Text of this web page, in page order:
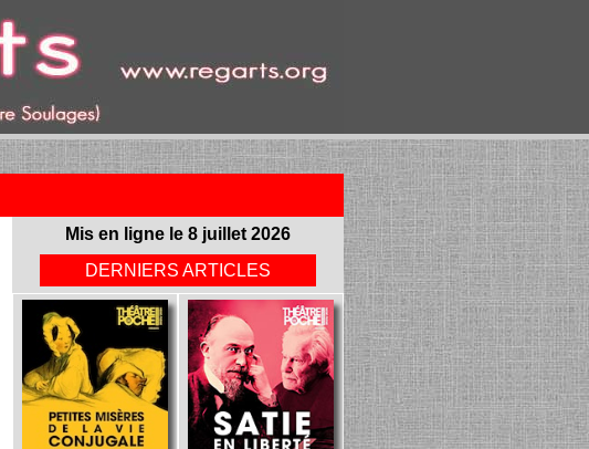
Mis en ligne le 8 juillet 2026
DERNIERS ARTICLES